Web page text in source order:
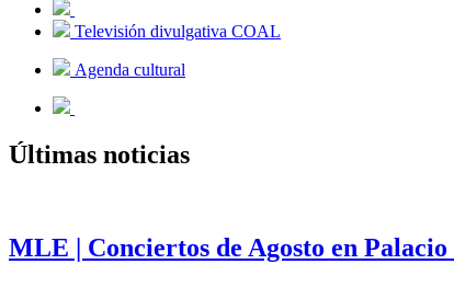
Televisión divulgativa COAL
Agenda cultural
Últimas noticias
MLE | Conciertos de Agosto en